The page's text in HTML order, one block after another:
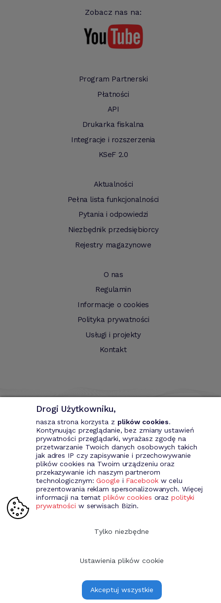
Zobacz nas na:
Program Partnerski
Płatności
API
Drukarka fiskalna
Integracje i rozszerzenia
KSeF 2.0
Aktualności
Pełna lista funkcjonalności
Pytania i odpowiedzi
Niezbędnik przedsiębiorcy
Rejestry magazynowe
O nas
Regulamin
Informacje o cookies
Polityka prywatności
Usługi i projekty
Kontakt
Bizin - System wspomagający przedsiębiorce. Wystawianie
dokumentów przychodowych (faktury VAT, fakury marża, faktury
MP, rachunki itd.). Rejestr kontrahentów wraz z rozbudowaną
analizą, gospodarka magazynowa, środki trwale, analiza sprzedaży i
kosztów prowadzenia działalności itd.
Copyright 2009-2026 Bizin Sp. z o.o.
Drogi Użytkowniku,
nasza strona korzysta z plików cookies.
Kontynuując przeglądanie, bez zmiany ustawień
prywatności przeglądarki, wyrażasz zgodę na
przetwarzanie Twoich danych osobowych takich
jak adres IP czy zapisywanie i przechowywanie
plików cookies na Twoim urządzeniu oraz
przekazywanie ich naszym partnerom
technologicznym:Google i Facebookw celu
prezentowania reklam spersonalizowanych. Więcej
informacji na tematplików cookies orazpolityki
prywatności w serwisach Bizin.
Tylko niezbędne
Ustawienia plików cookie
Akceptuj wszystkie